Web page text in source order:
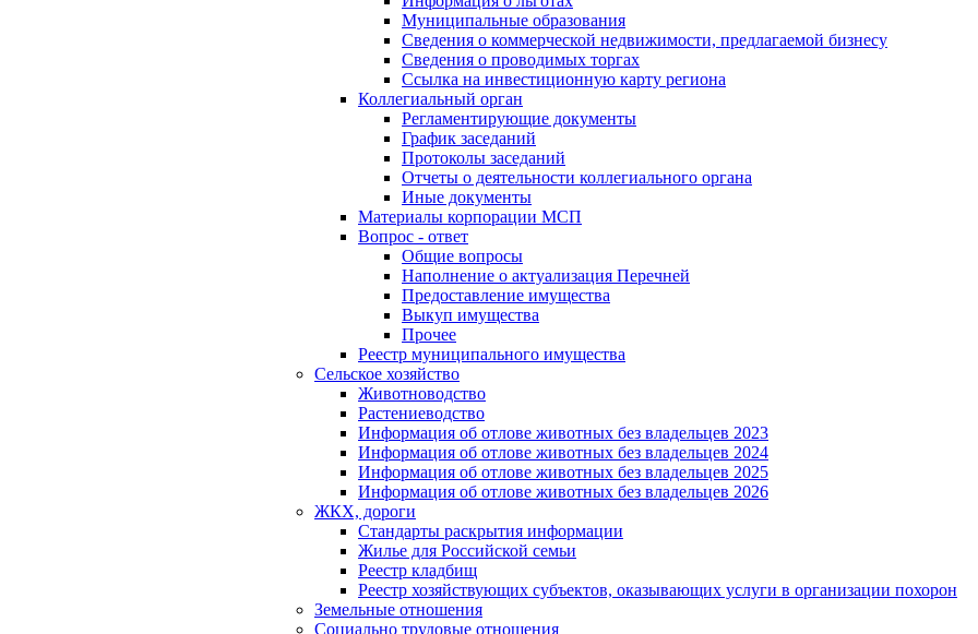
Муниципальные образования
Сведения о коммерческой недвижимости, предлагаемой бизнесу
Сведения о проводимых торгах
Ссылка на инвестиционную карту региона
Коллегиальный орган
Регламентирующие документы
График заседаний
Протоколы заседаний
Отчеты о деятельности коллегиального органа
Иные документы
Материалы корпорации МСП
Вопрос - ответ
Общие вопросы
Наполнение о актуализация Перечней
Предоставление имущества
Выкуп имущества
Прочее
Реестр муниципального имущества
Сельское хозяйство
Животноводство
Растениеводство
Информация об отлове животных без владельцев 2023
Информация об отлове животных без владельцев 2024
Информация об отлове животных без владельцев 2025
Информация об отлове животных без владельцев 2026
ЖКХ, дороги
Стандарты раскрытия информации
Жилье для Российской семьи
Реестр кладбищ
Реестр хозяйствующих субъектов, оказывающих услуги в организации похорон
Земельные отношения
Социально трудовые отношения